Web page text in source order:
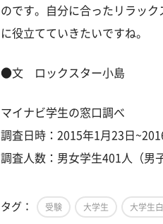
のです。自分に合ったリラッ
に役立てていきたいですね。
●文 ロックスター小島
マイナビ学生の窓口調べ
調査日時：2015年1月23日
調査人数：男女学生401人（男
タグ： 受験 大学生 大学生